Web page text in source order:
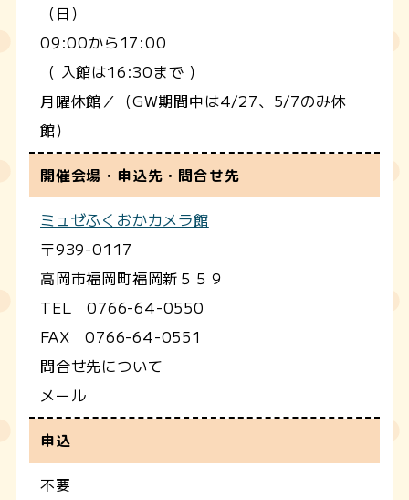
（日）
09:00から17:00
（ 入館は16:30まで ）
月曜休館／（GW期間中は4/27、5/7のみ休
館）
開催会場・申込先・問合せ先
ミュゼふくおかカメラ館
〒939-0117
高岡市福岡町福岡新５５９
TEL 0766-64-0550
FAX 0766-64-0551
問合せ先について
メール
申込
不要